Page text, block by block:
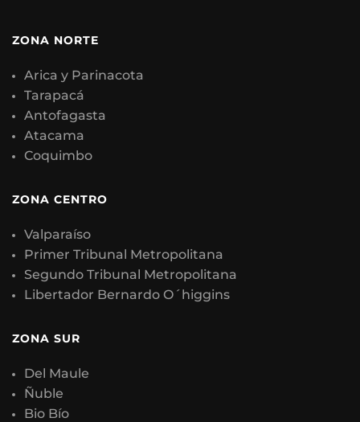
ZONA NORTE
Arica y Parinacota
Tarapacá
Antofagasta
Atacama
Coquimbo
ZONA CENTRO
Valparaíso
Primer Tribunal Metropolitana
Segundo Tribunal Metropolitana
Libertador Bernardo O´higgins
ZONA SUR
Del Maule
Ñuble
Bio Bío